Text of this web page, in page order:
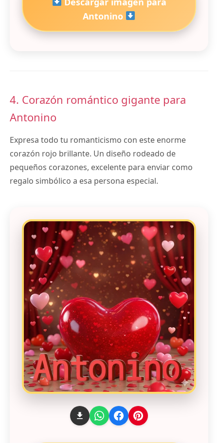
Antonino
4. Corazón romántico gigante para
Antonino
Expresa todo tu romanticismo con este enorme
corazón rojo brillante. Un diseño rodeado de
pequeños corazones, excelente para enviar como
regalo simbólico a esa persona especial.